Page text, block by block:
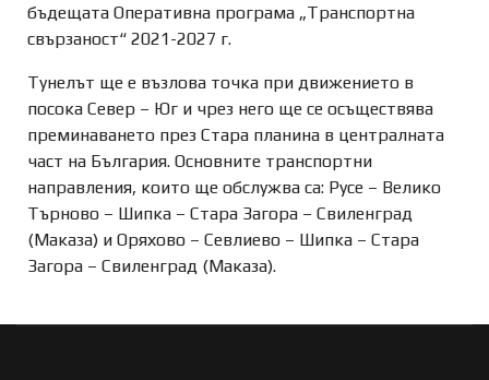
бъдещата Оперативна програма „Транспортна
свързаност“ 2021-2027 г.
Тунелът ще е възлова точка при движението в
посока Север – Юг и чрез него ще се осъществява
преминаването през Стара планина в централната
част на България. Основните транспортни
направления, които ще обслужва са: Русе – Велико
Търново – Шипка – Стара Загора – Свиленград
(Маказа) и Оряхово – Севлиево – Шипка – Стара
Загора – Свиленград (Маказа).